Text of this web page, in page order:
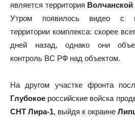
является территория
Утром появилось видео с
территории комплекса: скорее
дней назад, однако они
контроль ВС РФ над объектом.
На другом участке фронта
Глубокое российские войска
СНТ Лира-1, выйдя к окраине